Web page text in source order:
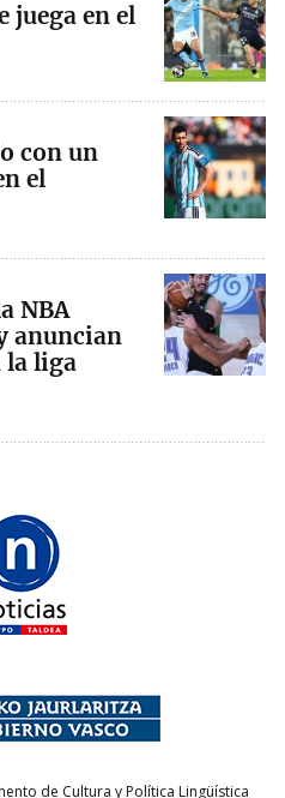
juega en el
con un
el
NBA
anuncian
la liga
de Cultura y Política Lingüística